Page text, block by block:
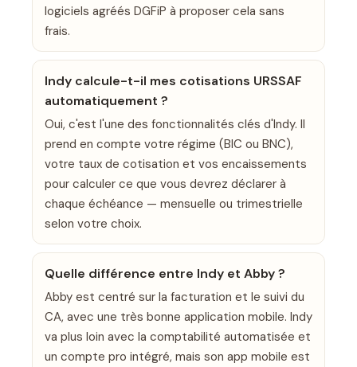
logiciels agréés DGFiP à proposer cela sans
frais.
Indy calcule-t-il mes cotisations URSSAF
automatiquement ?
Oui, c'est l'une des fonctionnalités clés d'Indy. Il
prend en compte votre régime (BIC ou BNC),
votre taux de cotisation et vos encaissements
pour calculer ce que vous devrez déclarer à
chaque échéance — mensuelle ou trimestrielle
selon votre choix.
Quelle différence entre Indy et Abby ?
Abby est centré sur la facturation et le suivi du
CA, avec une très bonne application mobile. Indy
va plus loin avec la comptabilité automatisée et
un compte pro intégré, mais son app mobile est